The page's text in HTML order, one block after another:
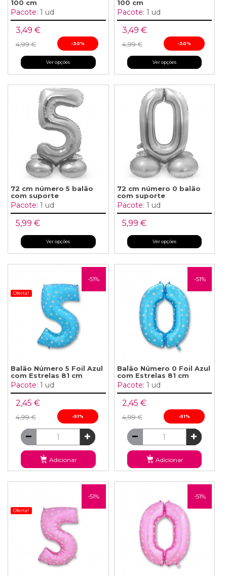
100 cm
Pacote: 1 ud
3,49 €
4,99 € -30%
Ver opções
100 cm
Pacote: 1 ud
3,49 €
4,99 € -30%
Ver opções
72 cm número 5 balão
com suporte
Pacote: 1 ud
5,99 €
Ver opções
72 cm número 0 balão
com suporte
Pacote: 1 ud
5,99 €
Ver opções
-51%
Oferta!
Balão Número 5 Foil Azul
com Estrelas 81 cm
Pacote: 1 ud
2,45 €
4,99 € -51%
Adicionar
-51%
Balão Número 0 Foil Azul
com Estrelas 81 cm
Pacote: 1 ud
2,45 €
4,99 € -51%
Adicionar
-51%
Oferta!
-51%